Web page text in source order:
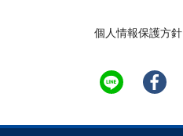
個人情報保護方針